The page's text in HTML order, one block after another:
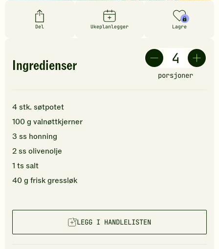
Del Ukeplanlegger Lagre
Ingredienser
porsjoner
4stk. søtpotet
100g valnøttkjerner
3 ss honning
2ss olivenolje
1 ts salt
40g frisk gressløk
LEGG I HANDLELISTEN